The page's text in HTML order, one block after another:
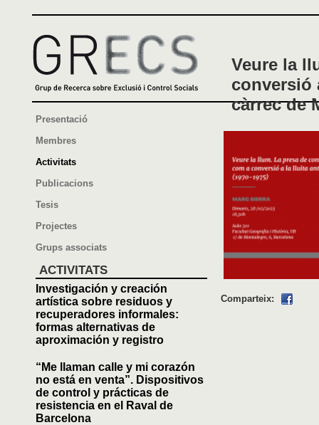
Veure la
conversió
càrrec de
Presentació
Membres
Activitats
Publicacions
Tesis
Projectes
Grups associats
ACTIVITATS
Investigación y creación
artística sobre residuos y
recuperadores informales:
formas alternativas de
aproximación y registro
“Me llaman calle y mi corazón
no está en venta”. Dispositivos
de control y prácticas de
resistencia en el Raval de
Barcelona
Comparteix: